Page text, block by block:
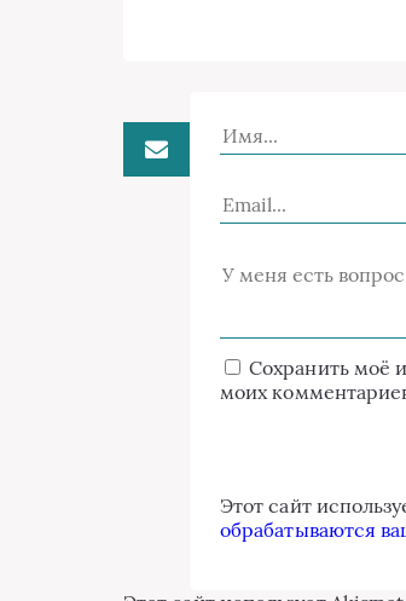
Сохранить моё
моих
Этот сайт
обрабатываются